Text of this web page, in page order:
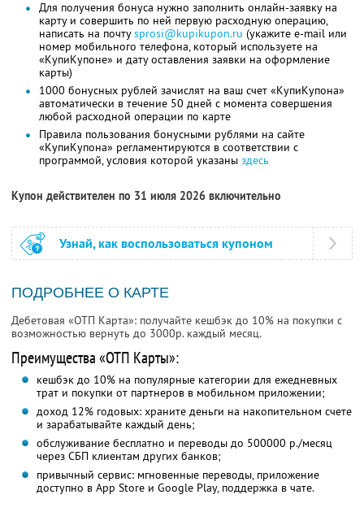
Для получения бонуса нужно заполнить онлайн-заявку на
карту и совершить по ней первую расходную операцию,
написать на почтуsprosi@kupikupon.ru (укажите e-mail или
номер мобильного телефона, который используете на
«КупиКупоне» и дату оставления заявки на оформление
карты)
1000 бонусных рублей зачислят на ваш счет «КупиКупона»
автоматически в течение 50 дней с момента совершения
любой расходной операции по карте
Правила пользования бонусными рублями на сайте
«КупиКупона» регламентируются в соответствии с
программой, условия которой указаны здесь
Купон действителен по 31 июля 2026 включительно
Узнай, как воспользоваться купоном
ПОДРОБНЕЕ О КАРТЕ
Дебетовая «ОТП Карта»: получайте кешбэк до 10% на покупки с
возможностью вернуть до 3000р. каждый месяц.
Преимущества «ОТП Карты»:
кешбэк до 10% на популярные категории для ежедневных
трат и покупки от партнеров в мобильном приложении;
доход 12% годовых: храните деньги на накопительном счете
и зарабатывайте каждый день;
обслуживание бесплатно и переводы до 500000 р./месяц
через СБП клиентам других банков;
привычный сервис: мгновенные переводы, приложение
доступно в App Store и Google Play, поддержка в чате.